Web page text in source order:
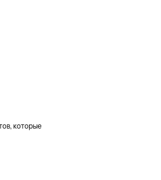
которые